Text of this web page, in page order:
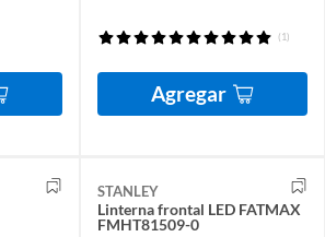
(1)
Agregar
STANLEY
Linterna frontal LED FATMAX
FMHT81509-0